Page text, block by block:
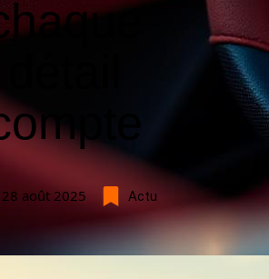
28 août 2025 Actu